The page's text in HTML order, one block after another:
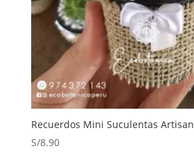
Recuerdos Mini Suculentas Artisan
S/8.90